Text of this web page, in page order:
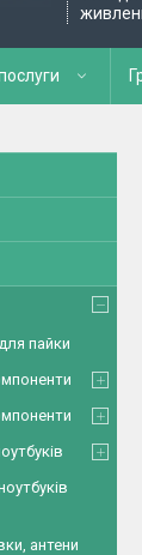
пайки
антени